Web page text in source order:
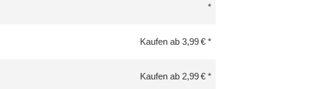
Kaufen ab 3,99 €
Kaufen ab 2,99 €